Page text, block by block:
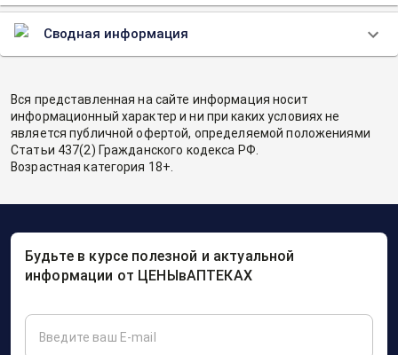
Сводная информация
Вся представленная на сайте информация носит
информационный характер и ни при каких условиях не
является публичной офертой, определяемой положениями
Статьи 437(2) Гражданского кодекса РФ.
Возрастная категория 18+.
Будьте в курсе полезной и актуальной
информации от ЦЕНЫвАПТЕКАХ